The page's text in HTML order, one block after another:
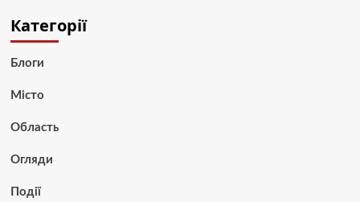
Категорії
Блоги
Місто
Область
Огляди
Події